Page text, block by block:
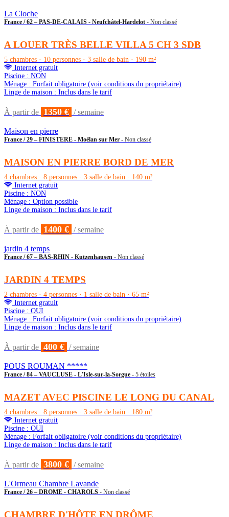
La Cloche
France / 62 – PAS-DE-CALAIS - Neufchâtel-Hardelot - Non classé
A LOUER TRÈS BELLE VILLA 5 CH 3 SDB
5 chambres · 10 personnes · 3 salle de bain · 190 m²
Internet gratuit
Piscine : NON
Ménage : Forfait obligatoire (voir conditions du propriétaire)
Linge de maison : Inclus dans le tarif
À partir de 1350 € / semaine
Maison en pierre
France / 29 – FINISTERE - Moëlan sur Mer - Non classé
MAISON EN PIERRE BORD DE MER
4 chambres · 8 personnes · 3 salle de bain · 140 m²
Internet gratuit
Piscine : NON
Ménage : Option possible
Linge de maison : Inclus dans le tarif
À partir de 1400 € / semaine
jardin 4 temps
France / 67 – BAS-RHIN - Kutzenhausen - Non classé
JARDIN 4 TEMPS
2 chambres · 4 personnes · 1 salle de bain · 65 m²
Internet gratuit
Piscine : OUI
Ménage : Forfait obligatoire (voir conditions du propriétaire)
Linge de maison : Inclus dans le tarif
À partir de 400 € / semaine
POUS ROUMAN *****
France / 84 – VAUCLUSE - L'Isle-sur-la-Sorgue - 5 étoiles
MAZET AVEC PISCINE LE LONG DU CANAL
4 chambres · 8 personnes · 3 salle de bain · 180 m²
Internet gratuit
Piscine : OUI
Ménage : Forfait obligatoire (voir conditions du propriétaire)
Linge de maison : Inclus dans le tarif
À partir de 3800 € / semaine
L'Ormeau Chambre Lavande
France / 26 – DROME - CHAROLS - Non classé
CHAMBRE D'HÔTE EN DRÔME